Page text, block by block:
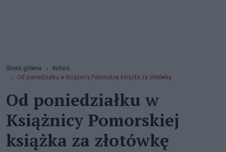
Strona główna
Kultura
Od poniedziałku w Książnicy Pomorskiej książka za złotówkę
Od poniedziałku w
Książnicy Pomorskiej
książka za złotówkę